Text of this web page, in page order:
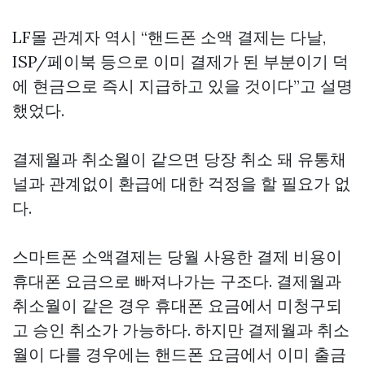
LF몰 관계자 역시 “핸드폰 소액 결제는 다날,
ISP/페이북 등으로 이미 결제가 된 부분이기 덕
에 현금으로 즉시 지급하고 있을 것이다”고 설명
했었다.
결제월과 취소월이 같으면 당장 취소 돼 유통채
널과 관계없이 환급에 대한 걱정을 할 필요가 없
다.
스마트폰 소액결제는 당월 사용한 결제 비용이
휴대폰 요금으로 빠져나가는 구조다. 결제월과
취소월이 같은 경우 휴대폰 요금에서 미청구되
고 승인 취소가 가능하다. 하지만 결제월과 취소
월이 다를 경우에는 핸드폰 요금에서 이미 출금